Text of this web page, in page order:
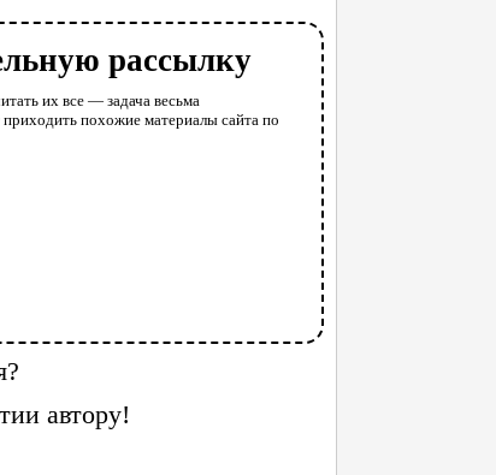
рассылку
их все — задача весьма
похожие материалы сайта по
автору!